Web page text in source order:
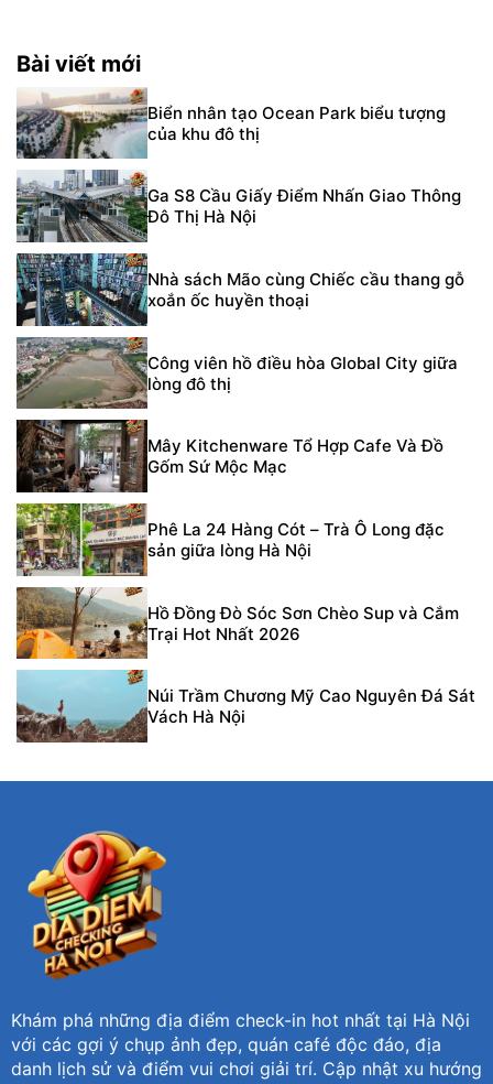
Bài viết mới
Biển nhân tạo Ocean Park biểu tượng
của khu đô thị
Ga S8 Cầu Giấy Điểm Nhấn Giao Thông
Đô Thị Hà Nội
Nhà sách Mão cùng Chiếc cầu thang gỗ
xoắn ốc huyền thoại
Công viên hồ điều hòa Global City giữa
lòng đô thị
Mây Kitchenware Tổ Hợp Cafe Và Đồ
Gốm Sứ Mộc Mạc
Phê La 24 Hàng Cót – Trà Ô Long đặc
sản giữa lòng Hà Nội
Hồ Đồng Đò Sóc Sơn Chèo Sup và Cắm
Trại Hot Nhất 2026
Núi Trầm Chương Mỹ Cao Nguyên Đá Sát
Vách Hà Nội
Khám phá những địa điểm check-in hot nhất tại Hà Nội
với các gợi ý chụp ảnh đẹp, quán café độc đáo, địa
danh lịch sử và điểm vui chơi giải trí. Cập nhật xu hướng